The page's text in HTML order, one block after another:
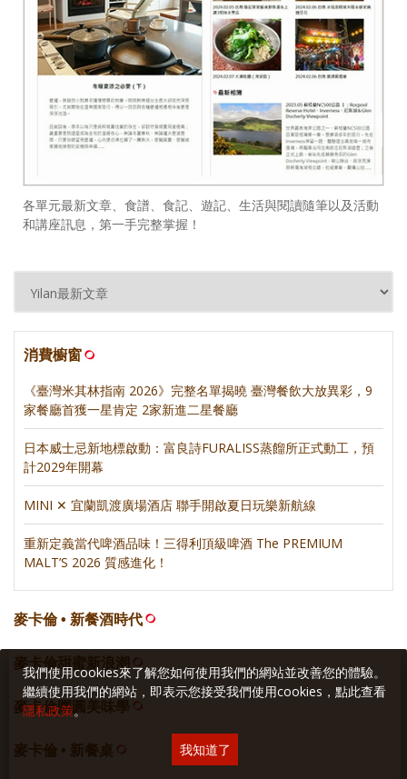
各單元最新文章、食譜、食記、遊記、生活與閱讀隨筆以及活動
和講座訊息，第一手完整掌握！
消費櫥窗
《臺灣米其林指南 2026》完整名單揭曉 臺灣餐飲大放異彩，9
家餐廳首獲一星肯定 2家新進二星餐廳
日本威士忌新地標啟動：富良詩FURALISS蒸餾所正式動工，預
計2029年開幕
MINI ✕ 宜蘭凱渡廣場酒店 聯手開啟夏日玩樂新航線
重新定義當代啤酒品味！三得利頂級啤酒 The PREMIUM
MALT’S 2026 質感進化！
麥卡倫 • 新餐酒時代
麥卡倫甜蜜新浪潮
麥卡倫團圓美味學
麥卡倫 • 新餐桌
我們使用cookies來了解您如何使用我們的網站並改善您的體驗。
繼續使用我們的網站，即表示您接受我們使用cookies，點此查看
隱私政策。
我知道了